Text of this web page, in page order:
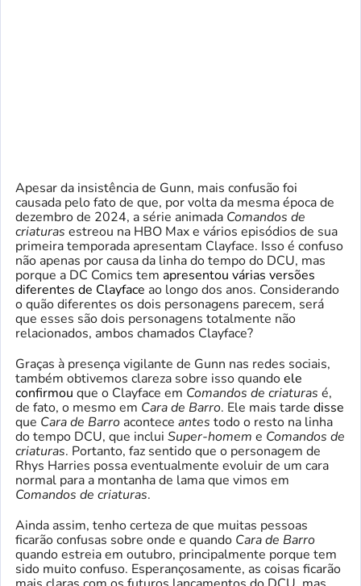
Apesar da insistência de Gunn, mais confusão foi
causada pelo fato de que, por volta da mesma época de
dezembro de 2024, a série animada Comandos de
criaturas estreou na HBO Max e vários episódios de sua
primeira temporada apresentam Clayface. Isso é confuso
não apenas por causa da linha do tempo do DCU, mas
porque a DC Comics tem apresentou várias versões
diferentes de Clayface ao longo dos anos. Considerando
o quão diferentes os dois personagens parecem, será
que esses são dois personagens totalmente não
relacionados, ambos chamados Clayface?
Graças à presença vigilante de Gunn nas redes sociais,
também obtivemos clareza sobre isso quandoele
confirmou que o Clayface em Comandos de criaturas é,
de fato, o mesmo em Cara de Barro. Ele mais tarde disse
que Cara de Barro acontece antes todo o resto na linha
do tempo DCU, que inclui Super-homem e Comandos de
criaturas. Portanto, faz sentido que o personagem de
Rhys Harries possa eventualmente evoluir de um cara
normal para a montanha de lama que vimos em
Comandos de criaturas.
Ainda assim, tenho certeza de que muitas pessoas
ficarão confusas sobre onde e quando Cara de Barro
quando estreia em outubro, principalmente porque tem
sido muito confuso. Esperançosamente, as coisas ficarão